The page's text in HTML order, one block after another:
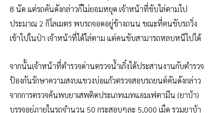
8 นัด แต่รถคันดังกล่าวก็ไม่ยอมหยุด เจ้าหน้าที่ขับไล่ตามไป
ประมาณ 2 กิโลเมตร พบรถจอดอยู่ข้างถนน ขณะที่คนขับรถวิ่ง
เข้าไปในป่า เจ้าหน้าที่ได้ไล่ตาม แต่คนขับสามารถหลบหนีไปได้
จากนั้นเจ้าหน้าที่ตำรวจด่านตรวจน้ำเกิ๋งได้ประสานงานกับตำรวจ
ป้องกันรักษาความสงบแขวงบ่อแก้วตรวจสอบรถยนต์คันดังกล่าว
จากการตรวจค้นพบยาเสพติดประเภทเมทแอมเฟตามีน (ยาบ้า)
บรรจุอยู่ภายในรถจำนวน 50 กระสอบๆละ 5,000 เม็ด รวมยาบ้า